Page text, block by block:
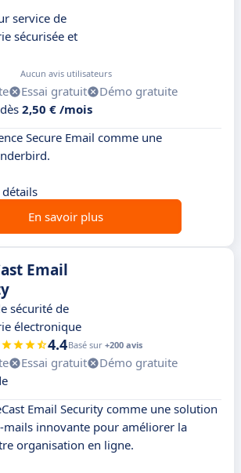
service de
sécurisée et
Aucun avis utilisateurs
Essai gratuit
Démo gratuite
2,50 € /mois
Secure Email comme une
En savoir plus
Email
sécurité de
électronique
4.4Basé sur +200 avis
Essai gratuit
Démo gratuite
Email Security comme une solution
mails innovante pour améliorer la
organisation en ligne.